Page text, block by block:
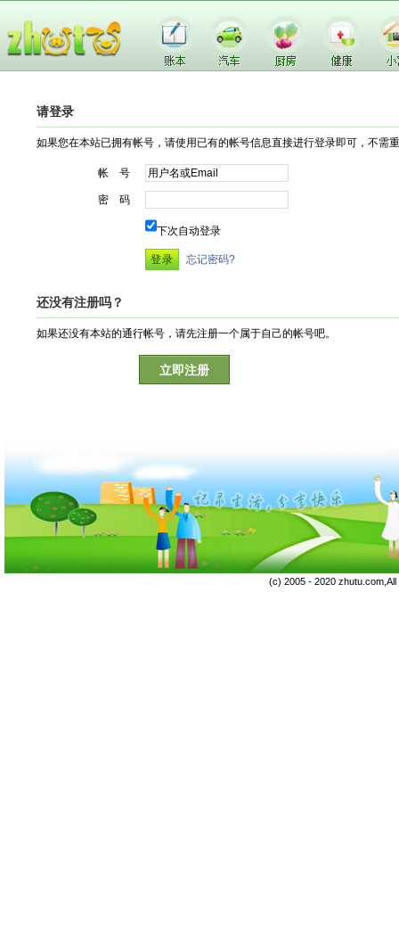
请登录
如果您在本站已拥有帐号，请使用已有的帐号信息直接进行登录即可，不需
帐 号
密 码
下次自动登录
忘记密码?
还没有注册吗？
如果还没有本站的通行帐号，请先注册一个属于自己的帐号吧。
立即注册
(c) 2005 - 2020